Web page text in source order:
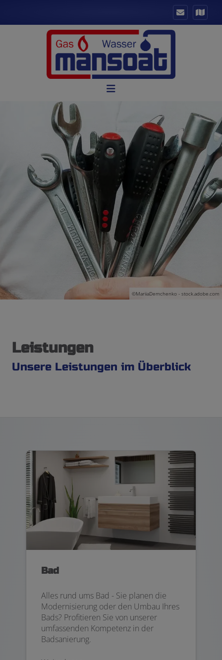
©MariiaDemchenko - stock.adobe.com
Leistungen
Unsere Leistungen im Überblick
Bad
Alles rund ums Bad - Sie planen die
Modernisierung oder den Umbau Ihres
Bads? Profitieren Sie von unserer
umfassenden Kompetenz in der
Badsanierung.